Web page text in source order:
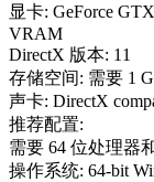
显卡: GeForce
VRAM
DirectX 版本: 11
存储空间: 需要 1
声卡: DirectX
推荐配置:
需要 64 位处理器
操作系统: 64-bit